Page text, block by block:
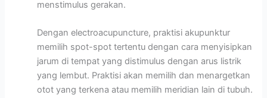
menstimulus gerakan.
Dengan electroacupuncture, praktisi akupunktur
memilih spot-spot tertentu dengan cara menyisipkan
jarum di tempat yang distimulus dengan arus listrik
yang lembut. Praktisi akan memilih dan menargetkan
otot yang terkena atau memilih meridian lain di tubuh.